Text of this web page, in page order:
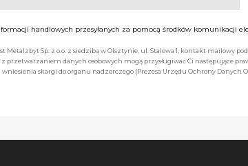
handlowych przesyłanych za pomocą środków komunikacji
Sp. z o.o. z siedzibą w Olsztynie, ul. Stalowa 1, kontakt mailowy
przetwarzaniem danych osobowych mogą przysługiwać Ci następujące
skargi do organu nadzorczego (Prezesa Urzędu Ochrony Danych